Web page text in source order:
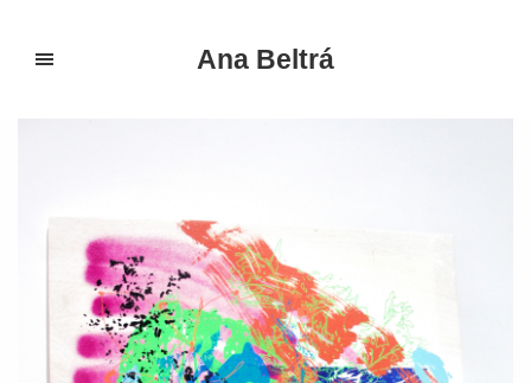
Ana Beltrá